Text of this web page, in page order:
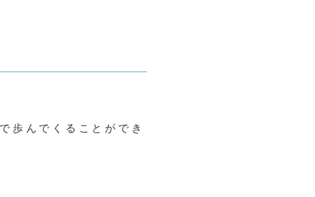
歩んでくることができ